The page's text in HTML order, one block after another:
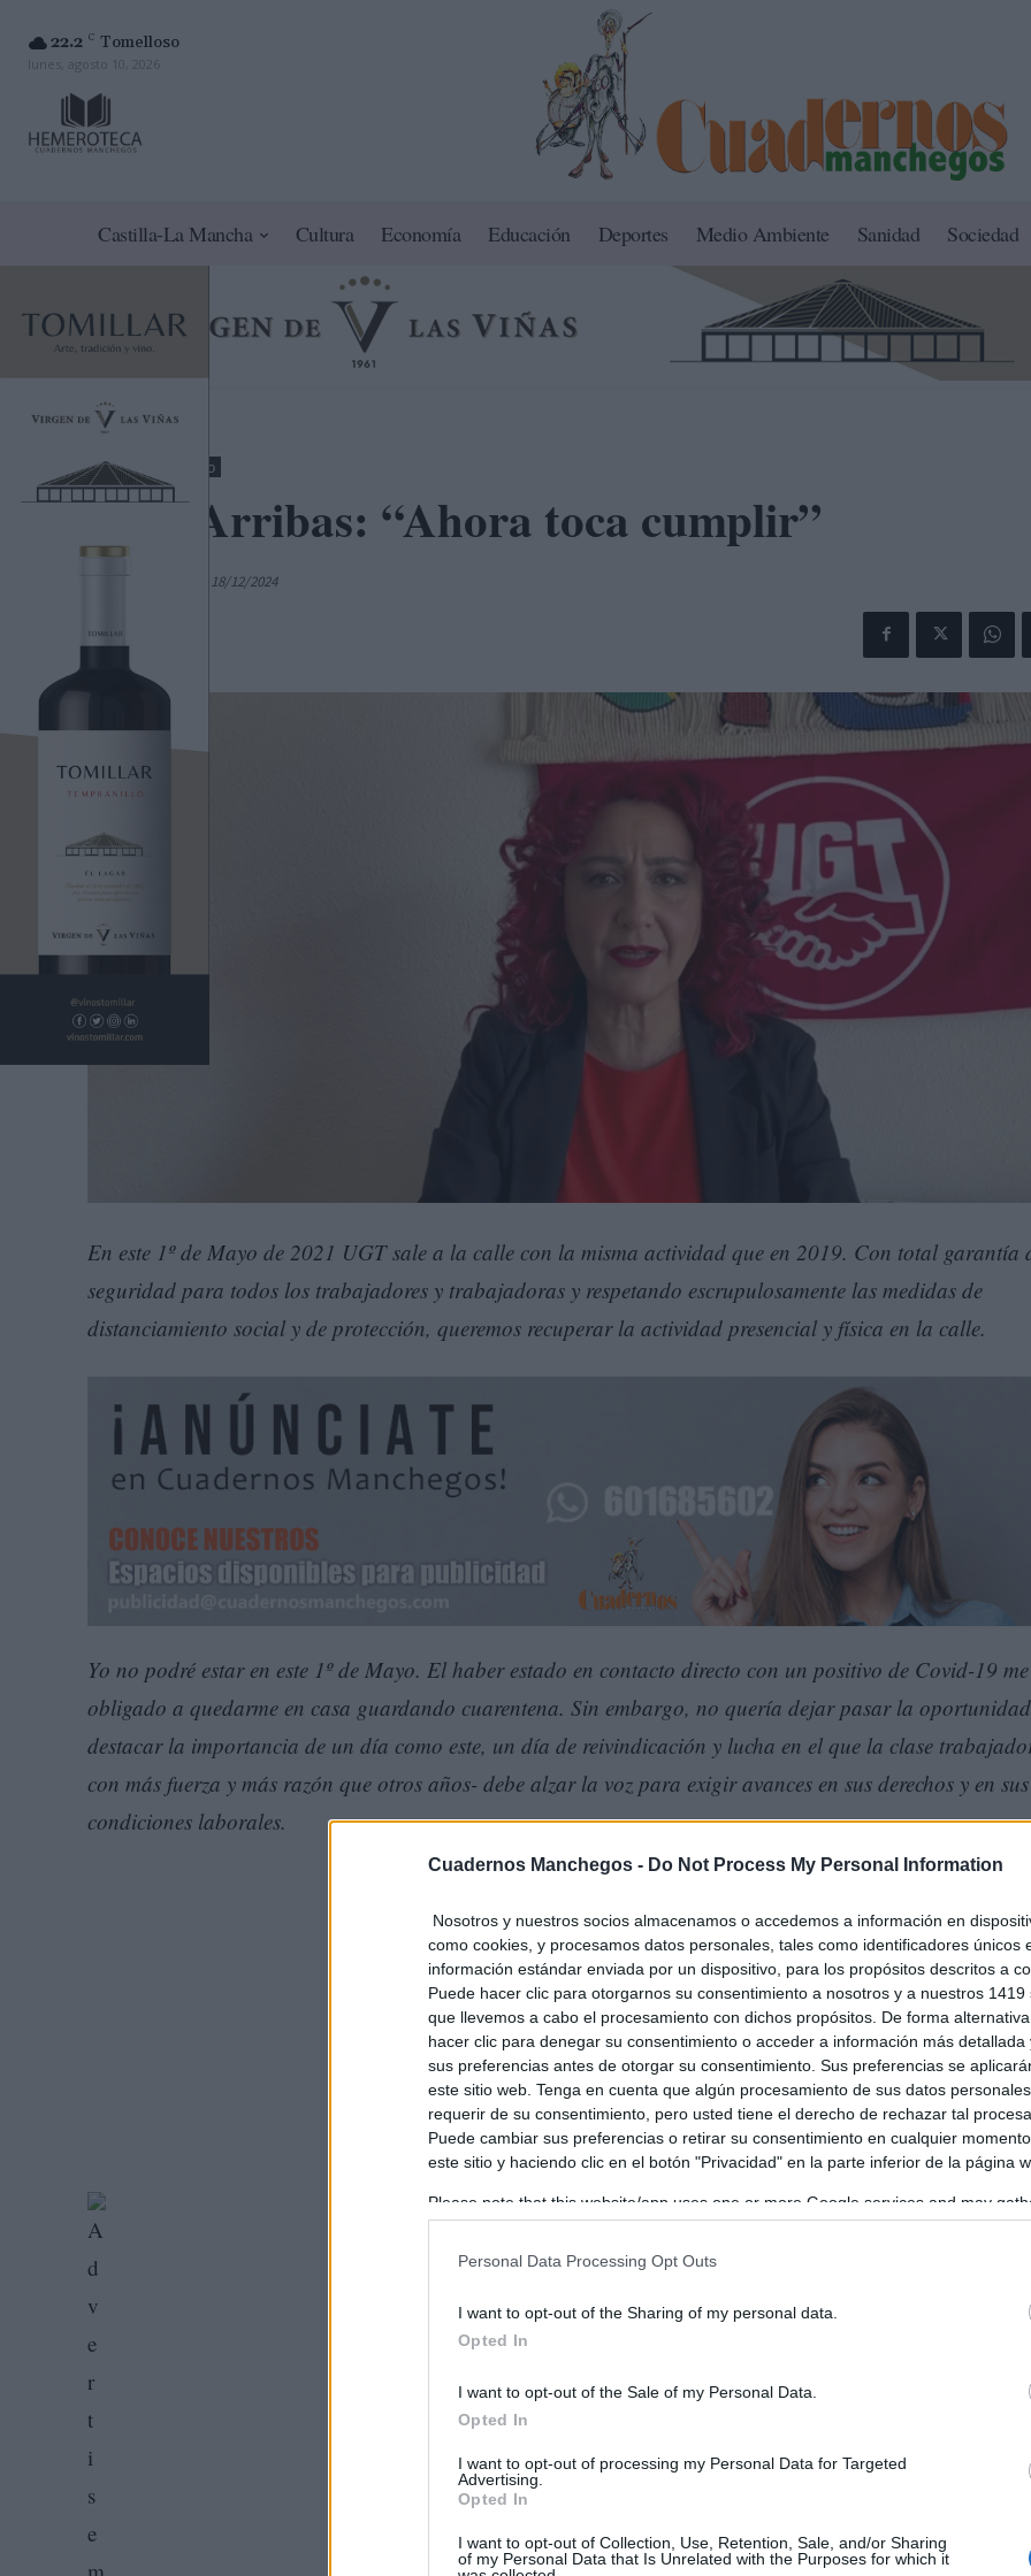
Cuadernos Manchegos - Do Not Process My Personal Information
Nosotros y nuestros socios almacenamos o accedemos a información en
como cookies, y procesamos datos personales, tales como identificadores únicos
información estándar enviada por un dispositivo, para los propósitos descritos a
Puede hacer clic para otorgarnos su consentimiento a nosotros y a nuestros 1419
que llevemos a cabo el procesamiento con dichos propósitos. De forma
hacer clic para denegar su consentimiento o acceder a información más detallada
sus preferencias antes de otorgar su consentimiento. Sus preferencias se
este sitio web. Tenga en cuenta que algún procesamiento de sus datos
requerir de su consentimiento, pero usted tiene el derecho de rechazar tal
Puede cambiar sus preferencias o retirar su consentimiento en cualquier
este sitio y haciendo clic en el botón "Privacidad" en la parte inferior de la página
Please note that this website/app uses one or more Google services and may
information including but not limited to your visit or usage behaviour. You may
in below Google consent section.
Personal Data Processing Opt Outs
I want to opt-out of the Sharing of my personal data.
Opted In
I want to opt-out of the Sale of my Personal Data.
Opted In
I want to opt-out of processing my Personal Data for Targeted
Advertising.
Opted In
I want to opt-out of Collection, Use, Retention, Sale, and/or Sharing
of my Personal Data that Is Unrelated with the Purposes for which it
22.2 C Tomelloso
lunes, agosto 10, 2026
Castilla-La Mancha Cultura Economía Educación Deportes Medio Ambiente Sanidad Sociedad
Opinión Toledo
Olga Arribas: “Ahora toca cumplir”
18/12/2024
En este 1º de Mayo de 2021 UGT sale a la calle con la misma actividad que en 2019. Con total garantía
seguridad para todos los trabajadores y trabajadoras y respetando escrupulosamente las medidas de
distanciamiento social y de protección, queremos recuperar la actividad presencial y física en la calle.
Yo no podré estar en este 1º de Mayo. El haber estado en contacto directo con un positivo de Covid-19
obligado a quedarme en casa guardando cuarentena. Sin embargo, no quería dejar pasar la
destacar la importancia de un día como este, un día de reivindicación y lucha en el que la clase
con más fuerza y más razón que otros años- debe alzar la voz para exigir avances en sus derechos y en sus
condiciones laborales.